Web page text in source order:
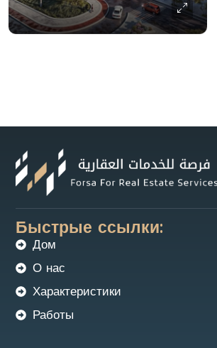
Быстрые ссылки:
Дом
О нас
Характеристики
Работы